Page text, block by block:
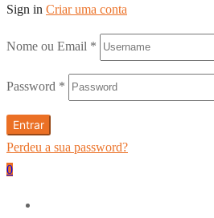
Sign in Criar uma conta
Nome ou Email *
Password *
Entrar
Perdeu a sua password?
0